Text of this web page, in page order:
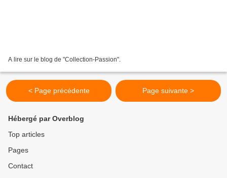
A lire sur le blog de "Collection-Passion".
< Page précédente Page suivante >
Hébergé par Overblog
Top articles
Pages
Contact